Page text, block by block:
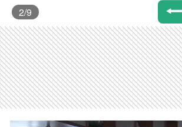
2/9